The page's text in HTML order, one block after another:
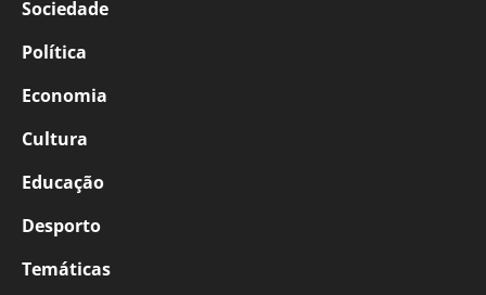
Sociedade
Política
Economia
Cultura
Educação
Desporto
Temáticas